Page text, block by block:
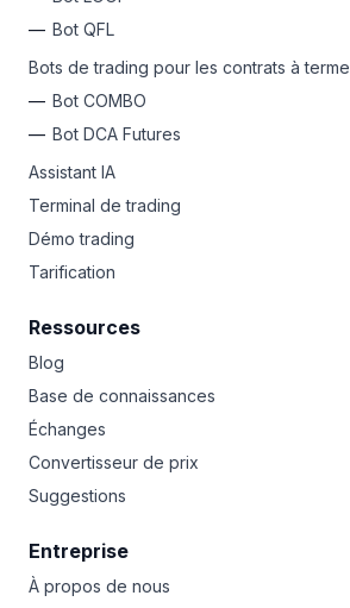
Bot QFL
Bots de trading pour les contrats à terme
Bot COMBO
Bot DCA Futures
Assistant IA
Terminal de trading
Démo trading
Tarification
Ressources
Blog
Base de connaissances
Échanges
Convertisseur de prix
Suggestions
Entreprise
À propos de nous